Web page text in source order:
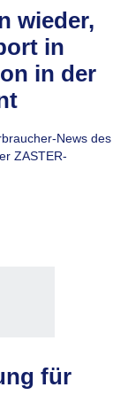
wieder,
in
in der
News des
ZASTER-
für